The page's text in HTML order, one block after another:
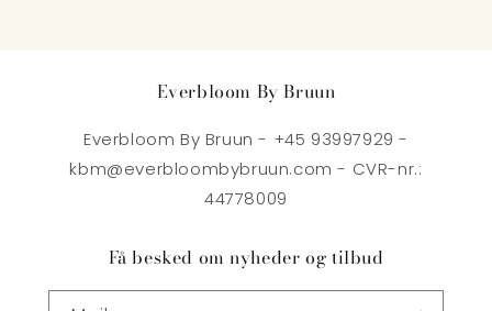
Everbloom By Bruun
Everbloom By Bruun - +45 93997929 -
kbm@everbloombybruun.com - CVR-nr.:
44778009
Få besked om nyheder og tilbud